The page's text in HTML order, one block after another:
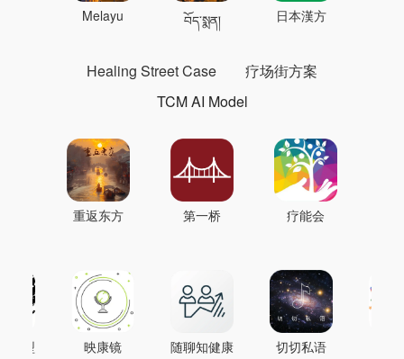
Melayu བོད་སྨན། 日本漢方
Healing Street Case
疗场街方案
TCM AI Model
重返东方 第一桥 疗能会
模型 映康镜 随聊知健康 切切私语